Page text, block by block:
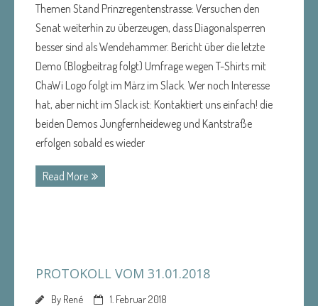
Themen Stand Prinzregentenstrasse: Versuchen den
Senat weiterhin zu überzeugen, dass Diagonalsperren
besser sind als Wendehammer. Bericht über die letzte
Demo (Blogbeitrag folgt) Umfrage wegen T-Shirts mit
ChaWi Logo folgt im März im Slack. Wer noch Interesse
hat, aber nicht im Slack ist: Kontaktiert uns einfach! die
beiden Demos Jungfernheideweg und Kantstraße
erfolgen sobald es wieder
Read More
PROTOKOLL VOM 31.01.2018
By René
1. Februar 2018